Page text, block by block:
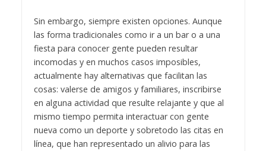
Sin embargo, siempre existen opciones. Aunque
las forma tradicionales como ir a un bar o a una
fiesta para conocer gente pueden resultar
incomodas y en muchos casos imposibles,
actualmente hay alternativas que facilitan las
cosas: valerse de amigos y familiares, inscribirse
en alguna actividad que resulte relajante y que al
mismo tiempo permita interactuar con gente
nueva como un deporte y sobretodo las citas en
línea, que han representado un alivio para las